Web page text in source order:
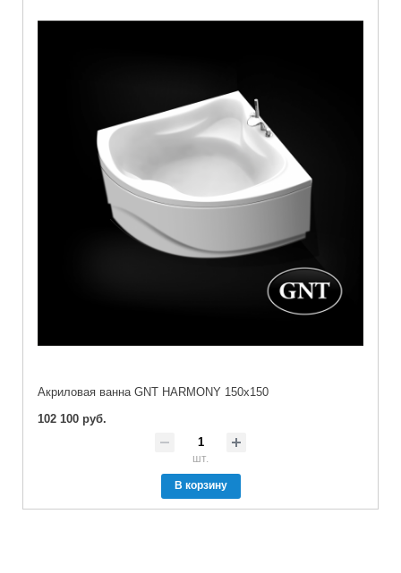
Акриловая ванна GNT HARMONY 150x150
102 100 руб.
шт.
В корзину